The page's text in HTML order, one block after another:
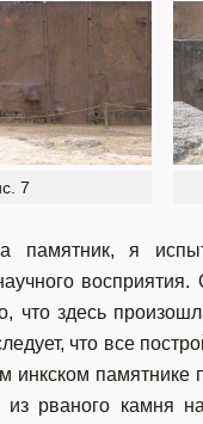
7
памятник, я
что здесь
что все
инкском памятнике
из рваного камня